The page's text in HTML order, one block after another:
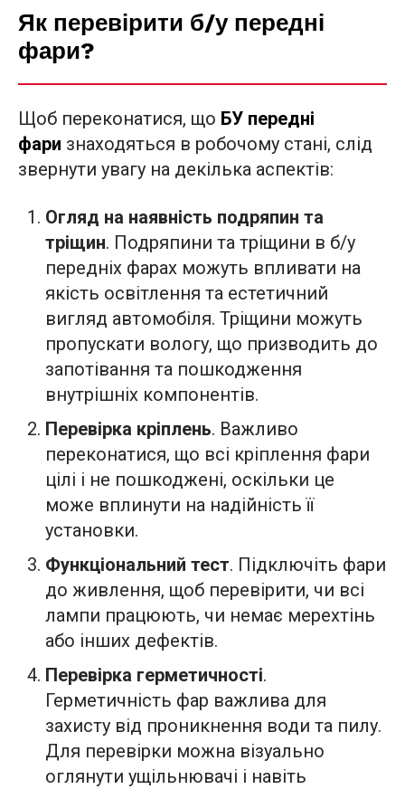
Як перевірити б/у передні
фари?
Щоб переконатися, що БУ передні
фари знаходяться в робочому стані, слід
звернути увагу на декілька аспектів:
Огляд на наявність подряпин та
тріщин. Подряпини та тріщини в б/у
передніх фарах можуть впливати на
якість освітлення та естетичний
вигляд автомобіля. Тріщини можуть
пропускати вологу, що призводить до
запотівання та пошкодження
внутрішніх компонентів.
Перевірка кріплень. Важливо
переконатися, що всі кріплення фари
цілі і не пошкоджені, оскільки це
може вплинути на надійність її
установки.
Функціональний тест. Підключіть фари
до живлення, щоб перевірити, чи всі
лампи працюють, чи немає мерехтінь
або інших дефектів.
Перевірка герметичності.
Герметичність фар важлива для
захисту від проникнення води та пилу.
Для перевірки можна візуально
оглянути ущільнювачі і навіть